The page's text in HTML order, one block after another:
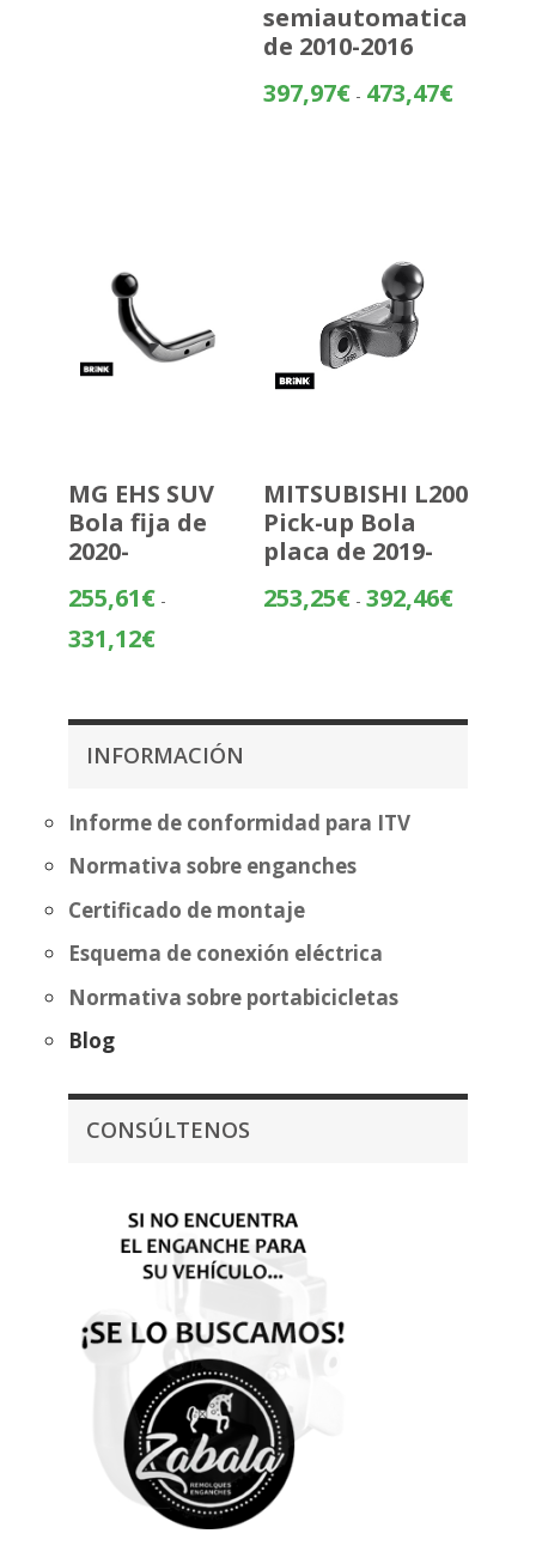
semiautomatica
de 2010-2016
397,97€ - 473,47€Rango
MG EHS SUV
Bola fija de
2020-
255,61€ -
331,12€Rango
desde
hasta
MITSUBISHI L200
Pick-up Bola
placa de 2019-
253,25€ - 392,46€Rango
hasta
INFORMACIÓN
Informe de conformidad para ITV
Normativa sobre enganches
Certificado de montaje
Esquema de conexión eléctrica
Normativa sobre portabicicletas
Blog
CONSÚLTENOS